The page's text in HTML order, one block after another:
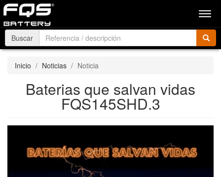
Buscar
Inicio Noticias Noticia
Baterias que salvan vidas
FQS145SHD.3